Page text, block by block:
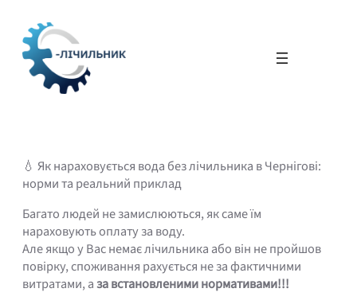
вмісту
💧 Як нараховується вода без лічильника в Чернігові:
норми та реальний приклад
Багато людей не замислюються, як саме їм
нараховують оплату за воду.
Але якщо у Вас немає лічильника або він не пройшов
повірку, споживання рахується не за фактичними
витратами, аза встановленими нормативами!!!